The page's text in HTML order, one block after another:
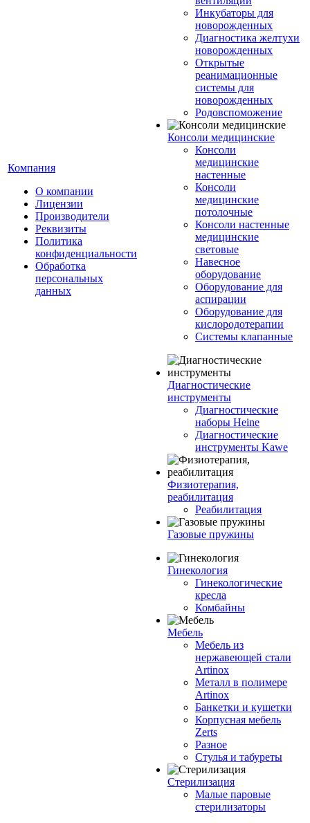
Компания
О компании
Лицензии
Производители
Реквизиты
Политика
конфиденциальности
Обработка
персональных
данных
Инкубаторы для
новорожденных
Диагностика желтухи
новорожденных
Открытые
реанимационные
системы для
новорожденных
Родовспоможение
Консоли медицинские
Консоли
медицинские
настенные
Консоли
медицинские
потолочные
Консоли настенные
медицинские
световые
Навесное
оборудование
Оборудование для
аспирации
Оборудование для
кислородотерапии
Системы клапанные
Диагностические
инструменты
Диагностические
наборы Heine
Диагностические
инструменты Kawe
Физиотерапия,
реабилитация
Реабилитация
Газовые пружины
Гинекология
Гинекологические
кресла
Комбайны
Мебель
Мебель из
нержавеющей стали
Artinox
Металл в полимере
Artinox
Банкетки и кушетки
Корпусная мебель
Zerts
Разное
Стулья и табуреты
Стерилизация
Малые паровые
стерилизаторы